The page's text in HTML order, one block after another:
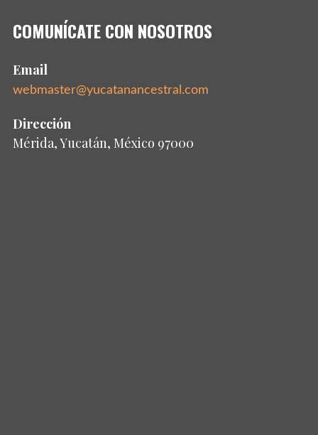
COMUNÍCATE CON NOSOTROS
Email
webmaster@yucatanancestral.com
Dirección
Mérida, Yucatán, México 97000